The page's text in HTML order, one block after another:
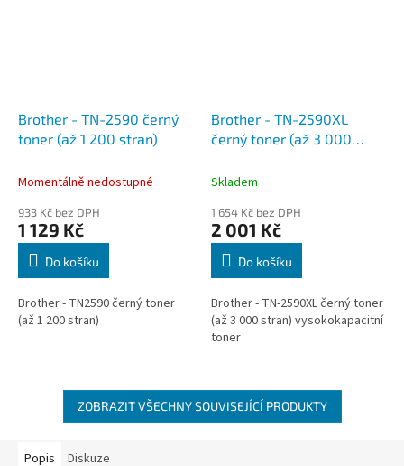
Brother - TN-2590 černý
toner (až 1 200 stran)
Momentálně nedostupné
933 Kč bez DPH
1 129 Kč
Do košíku
Brother - TN2590 černý toner
(až 1 200 stran)
Brother - TN-2590XL
černý toner (až 3 000
Skladem
1 654 Kč bez DPH
2 001 Kč
Do košíku
Brother - TN-2590XL černý toner
(až 3 000 stran) vysokokapacitní
toner
ZOBRAZIT VŠECHNY SOUVISEJÍCÍ PRODUKTY
Popis Diskuze